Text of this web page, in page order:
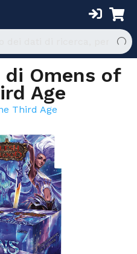
di Omens of
Age
Third Age